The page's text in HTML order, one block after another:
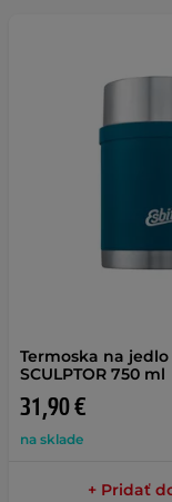
Termoska na
SCULPTOR 750 ml
31,90 €
na sklade
+ Pridať